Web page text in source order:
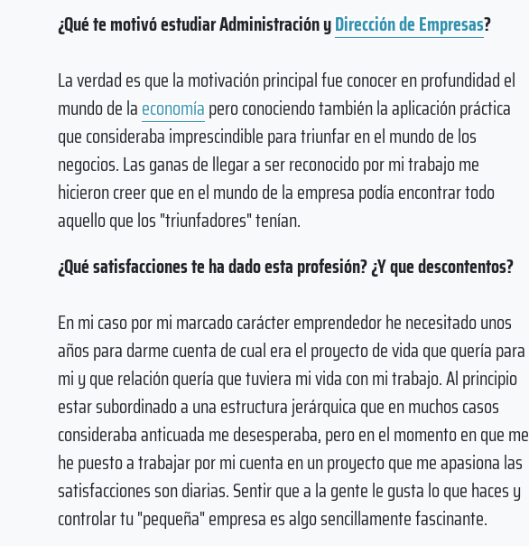
¿Qué te motivó estudiar Administración yDirección de Empresas?
La verdad es que la motivación principal fue conocer en profundidad el
mundo de laeconomíapero conociendo también la aplicación práctica
que consideraba imprescindible para triunfar en el mundo de los
negocios. Las ganas de llegar a ser reconocido por mi trabajo me
hicieron creer que en el mundo de la empresa podía encontrar todo
aquello que los "triunfadores" tenían.
¿Qué satisfacciones te ha dado esta profesión? ¿Y que descontentos?
En mi caso por mi marcado carácter emprendedor he necesitado unos
años para darme cuenta de cual era el proyecto de vida que quería para
mi y que relación quería que tuviera mi vida con mi trabajo. Al principio
estar subordinado a una estructura jerárquica que en muchos casos
consideraba anticuada me desesperaba, pero en el momento en que me
he puesto a trabajar por mi cuenta en un proyecto que me apasiona las
satisfacciones son diarias. Sentir que a la gente le gusta lo que haces y
controlar tu "pequeña" empresa es algo sencillamente fascinante.